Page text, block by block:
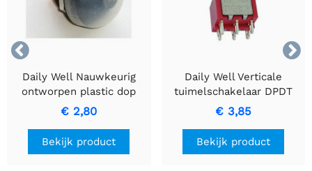


Daily Well Nauwkeurig
ontworpen plastic dop
voor miniatuur
drukknopschakelaars
€ 2,80
Bekijk product
Daily Well Verticale
tuimelschakelaar DPDT
aan-aan
€ 3,85
Bekijk product